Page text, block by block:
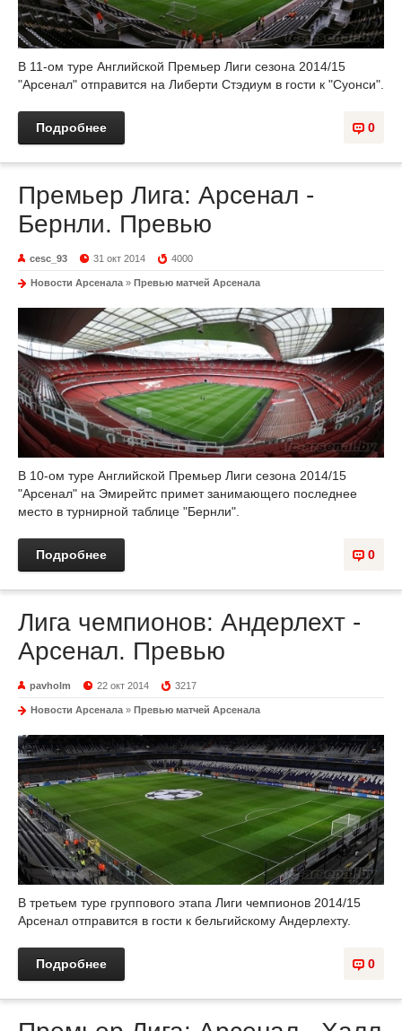
В 11-ом туре Английской Премьер Лиги сезона 2014/15
"Арсенал" отправится на Либерти Стэдиум в гости к "Суонси".
0
Подробнее
Премьер Лига: Арсенал -
Бернли. Превью
cesc_93 31 окт 2014 4000
Новости Арсенала » Превью матчей Арсенала
В 10-ом туре Английской Премьер Лиги сезона 2014/15
"Арсенал" на Эмирейтс примет занимающего последнее
место в турнирной таблице "Бернли".
0
Подробнее
Лига чемпионов: Андерлехт -
Арсенал. Превью
pavholm 22 окт 2014 3217
Новости Арсенала » Превью матчей Арсенала
В третьем туре группового этапа Лиги чемпионов 2014/15
Арсенал отправится в гости к бельгийскому Андерлехту.
0
Подробнее